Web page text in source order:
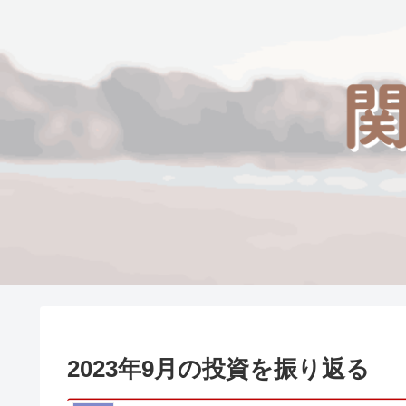
2023年9月の投資を振り返る